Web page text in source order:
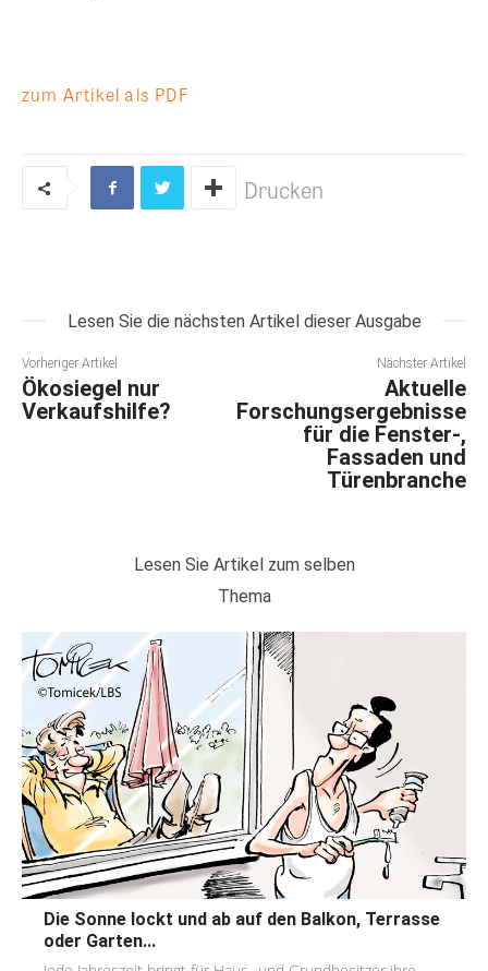
zum Artikel als PDF
Drucken
Lesen Sie die nächsten Artikel dieser Ausgabe
Vorheriger Artikel
Ökosiegel nur
Verkaufshilfe?
Nächster Artikel
Aktuelle
Forschungsergebnisse
für die Fenster-,
Fassaden und
Türenbranche
Lesen Sie Artikel zum selben
Thema
Die Sonne lockt und ab auf den Balkon, Terrasse
oder Garten...